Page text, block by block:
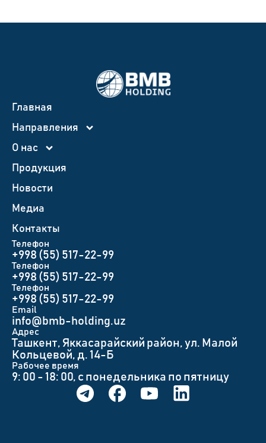
Главная
Направления
О нас
Продукция
Новости
Медиа
Контакты
Телефон
+998 (55) 517-22-99
Телефон
+998 (55) 517-22-99
Телефон
+998 (55) 517-22-99
Email
info@bmb-holding.uz​
Адрес
Ташкент, Яккасарайский район, ул. Малой
Кольцевой, д. 14-Б
Рабочее время
9: 00 - 18: 00, с понедельника по пятницу